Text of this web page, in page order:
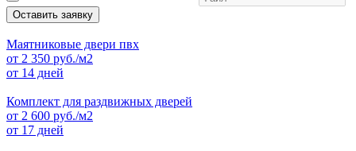
Оставить заявку
Маятниковые двери пвх
от 2 350 руб./м2
от 14 дней
Комплект для раздвижных дверей
от 2 600 руб./м2
от 17 дней